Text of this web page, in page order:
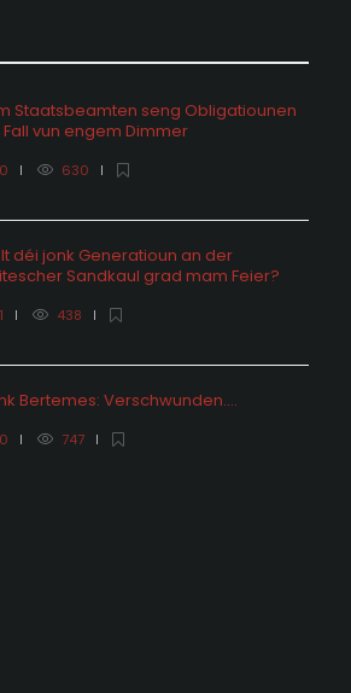
Staatsbeamten seng Obligatiounen
vun engem Dimmer
0 630
déi jonk Generatioun an der
Sandkaul grad mam Feier?
1 438
Bertemes: Verschwunden….
0 747